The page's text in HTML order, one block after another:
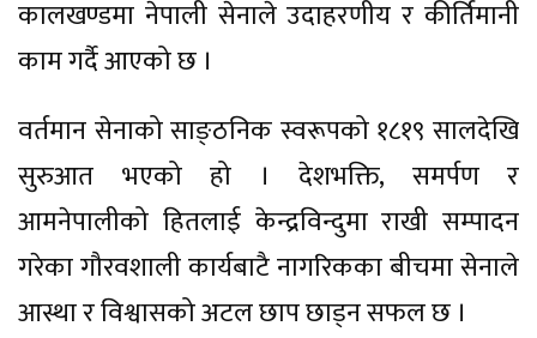
कालखण्डमा नेपाली सेनाले उदाहरणीय र कीर्तिमानी
काम गर्दै आएको छ ।
वर्तमान सेनाको साङ्ठनिक स्वरूपको १८१९ सालदेखि
सुरुआत भएको हो । देशभक्ति, समर्पण र
आमनेपालीको हितलाई केन्द्रविन्दुमा राखी सम्पादन
गरेका गौरवशाली कार्यबाटै नागरिकका बीचमा सेनाले
आस्था र विश्वासको अटल छाप छाड्न सफल छ ।